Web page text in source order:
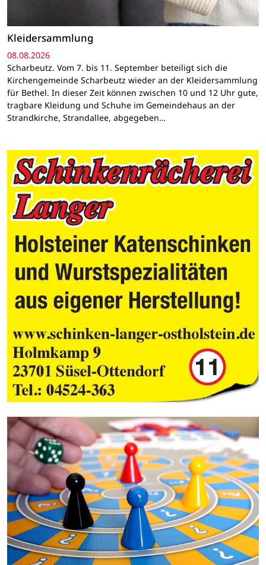
Kleidersammlung
08.08.2026
Scharbeutz. Vom 7. bis 11. September beteiligt sich die
Kirchengemeinde Scharbeutz wieder an der Kleidersammlung
für Bethel. In dieser Zeit können zwischen 10 und 12 Uhr gute,
tragbare Kleidung und Schuhe im Gemeindehaus an der
Strandkirche, Strandallee, abgegeben…